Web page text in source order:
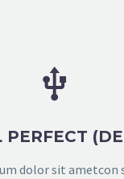


PERFECT
dolor sit ametcon